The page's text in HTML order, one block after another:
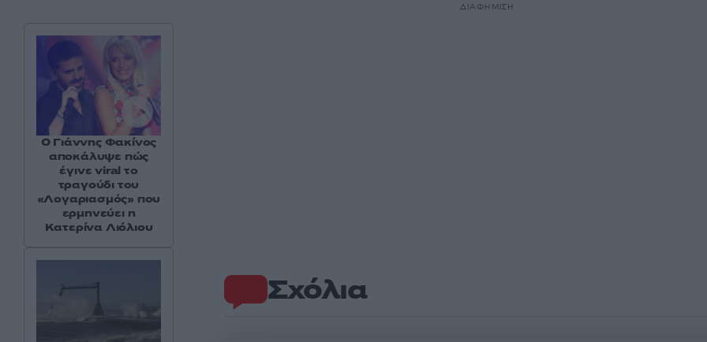
ΔΙΑΦΗΜΙΣΗ
Σχόλια
Ο Γιάννης Φακίνος
αποκάλυψε πώς
έγινε viral το
τραγούδι του
«Λογαριασμός» που
ερμηνεύει η
Κατερίνα Λιόλιου